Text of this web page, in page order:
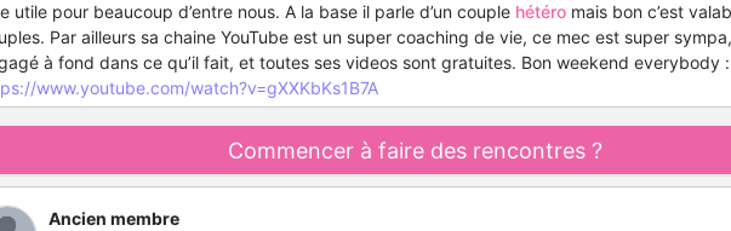
utile pour beaucoup d’entre nous. A la base il parle d’un couple hétéro mais bon c’est
Par ailleurs sa chaine YouTube est un super coaching de vie, ce mec est super
à fond dans ce qu’il fait, et toutes ses videos sont gratuites. Bon weekend everybody
www.youtube.com/watch?v=gXXKbKs1B7A
Commencer à faire des rencontres ?
Ancien membre